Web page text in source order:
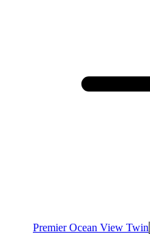
Premier Ocean View Twin